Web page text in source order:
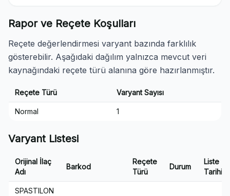
Rapor ve Reçete Koşulları
Reçete değerlendirmesi varyant bazında farklılık
gösterebilir. Aşağıdaki dağılım yalnızca mevcut veri
kaynağındaki reçete türü alanına göre hazırlanmıştır.
Reçete Türü Varyant Sayısı
Normal 1
Varyant Listesi
Orijinal İlaç
Adı
Barkod
Reçete
Türü
Durum
Liste
Tarihi
SPASTILON